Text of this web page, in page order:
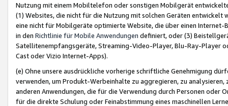
Nutzung mit einem Mobiltelefon oder sonstigen Mobilgerät
(1) Websites, die nicht für die Nutzung mit solchen Geräten
eine nicht für Mobilgeräte optimierte Website, die über einen
in den Richtlinie für Mobile Anwendungen definiert, oder (3)
Satellitenempfangsgeräte, Streaming-Video-Player, Blu-Ray-Player
Cast oder Vizio Internet-Apps).
(e) Ohne unsere ausdrückliche vorherige schriftliche Genehmigung
verwenden, um Produkt-Werbeinhalte zu aggregieren, zu
anderen Anwendungen, die für die Verwendung durch Personen
für die direkte Schulung oder Feinabstimmung eines maschinellen